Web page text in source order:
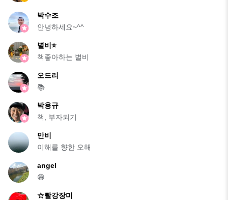
박수조
안녕하세요~^^
별비⭐️
책좋아하는 별비
오드리
📚
박용규
책, 부자되기
만비
이해를 향한 오해
angel
😄
☆빨강장미